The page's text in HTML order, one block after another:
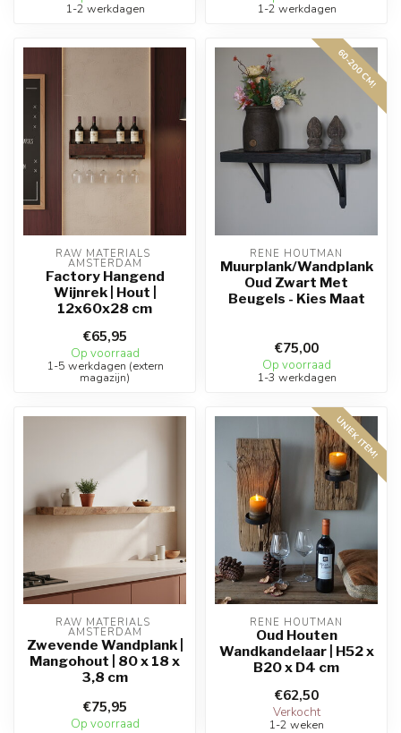
1-2 werkdagen 1-2 werkdagen
RAW MATERIALS
AMSTERDAM
Factory Hangend
Wijnrek | Hout |
12x60x28 cm
€65,95
Op voorraad
1-5 werkdagen (extern
magazijn)
60-200 CM!
RENE HOUTMAN
Muurplank/Wandplank
Oud Zwart Met
Beugels - Kies Maat
€75,00
Op voorraad
1-3 werkdagen
RAW MATERIALS
AMSTERDAM
Zwevende Wandplank |
Mangohout | 80 x 18 x
3,8 cm
€75,95
Op voorraad
UNIEK ITEM!
RENE HOUTMAN
Oud Houten
Wandkandelaar | H52 x
B20 x D4 cm
€62,50
Verkocht
1-2 weken